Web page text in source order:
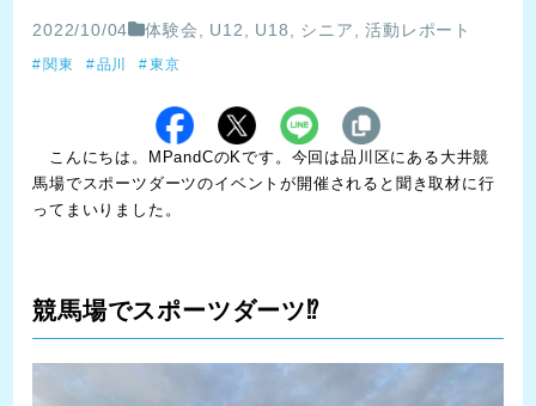
2022/10/04 体験会, U12, U18, シニア,活動レポート
関東 品川 東京
こんにちは。MPandCのKです。今回は品川区にある大井競
馬場でスポーツダーツのイベントが開催されると聞き取材に行
ってまいりました。
競馬場でスポーツダーツ⁉